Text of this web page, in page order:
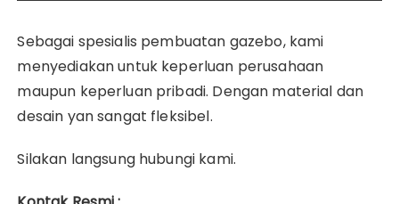
Sebagai spesialis pembuatan gazebo, kami
menyediakan untuk keperluan perusahaan
maupun keperluan pribadi. Dengan material dan
desain yan sangat fleksibel.
Silakan langsung hubungi kami.